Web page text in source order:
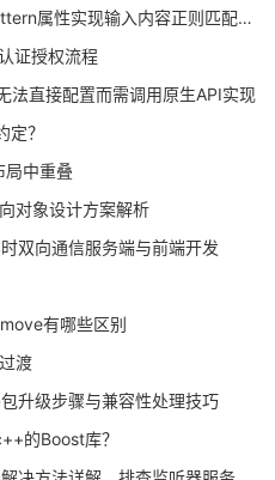
属性实现输入内容正则匹配校验
证授权流程
法直接配置而需调用原生API实现
？
局中重叠
对象设计方案解析
双向通信服务端与前端开发
有哪些区别
渡
升级步骤与兼容性处理技巧
的Boost库？